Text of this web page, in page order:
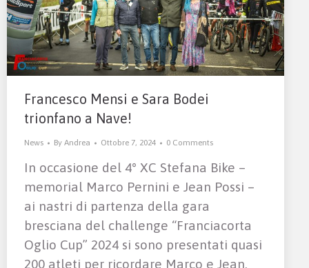
Francesco Mensi e Sara Bodei
trionfano a Nave!
News By Andrea Ottobre 7, 2024 0 Comments
In occasione del 4° XC Stefana Bike –
memorial Marco Pernini e Jean Possi –
ai nastri di partenza della gara
bresciana del challenge “Franciacorta
Oglio Cup” 2024 si sono presentati quasi
200 atleti per ricordare Marco e Jean,